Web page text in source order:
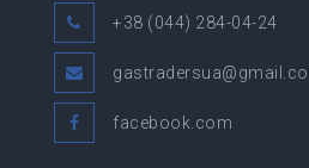
+38 (044) 284-04-24
facebook.com